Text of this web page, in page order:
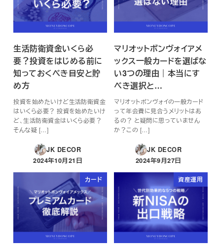
生活防衛資金いくら必
要？投資をはじめる前に
知っておくべき目安と貯
め方
投資を始めたいけど生活防衛資金
はいくら必要？ 投資を始めたいけ
ど、生活防衛資金はいくら必要？
そんな疑 […]
JK DECOR
投稿日
2024年10月21日
マリオットボンヴォイアメ
ックス一般カードを選ばな
い3つの理由｜本当にす
べき選択と…
マリオットボンヴォイの一般カード
って年会費に見合うメリットはあ
るの？ と疑問に思っていません
か？この […]
JK DECOR
投稿日
2024年9月27日
カード 資産運用